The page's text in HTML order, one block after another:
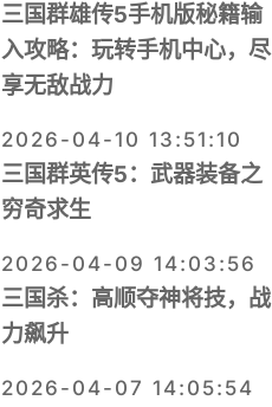
三国群雄传5手机版秘籍输
入攻略：玩转手机中心，尽
享无敌战力
2026-04-10 13:51:10
三国群英传5：武器装备之
穷奇求生
2026-04-09 14:03:56
三国杀：高顺夺神将技，战
力飙升
2026-04-07 14:05:54